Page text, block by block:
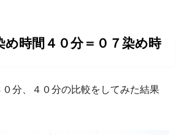
め時間４０分＝０７染め時
分、４０分の比較をしてみた結果